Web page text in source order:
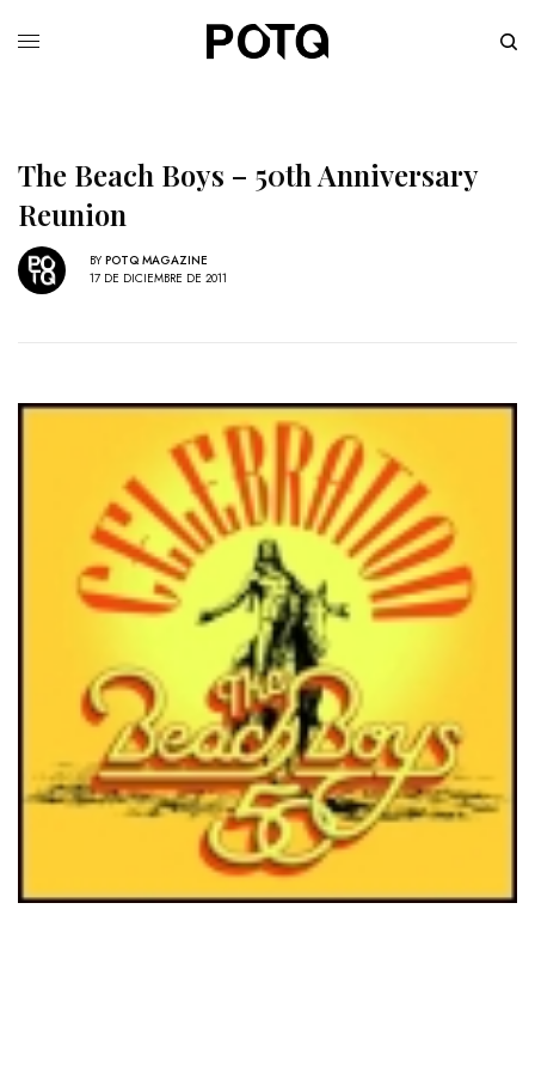
The Beach Boys – 50th Anniversary
Reunion
BY POTQ MAGAZINE
17 DE DICIEMBRE DE 2011